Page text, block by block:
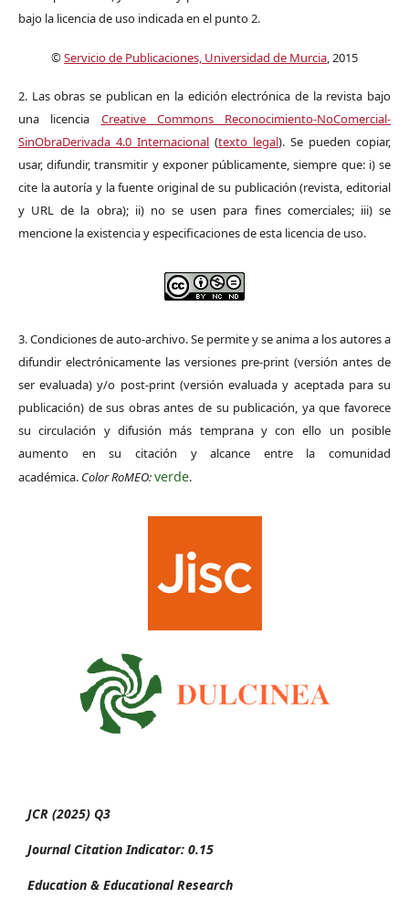
bajo la licencia de uso indicada en el punto 2.
©Servicio de Publicaciones, Universidad de Murcia, 2015
2. Las obras se publican en la edición electrónica de la revista bajo
una licencia Creative Commons Reconocimiento-NoComercial-
SinObraDerivada 4.0 Internacional (texto legal). Se pueden copiar,
usar, difundir, transmitir y exponer públicamente, siempre que: i) se
cite la autoría y la fuente original de su publicación (revista, editorial
y URL de la obra); ii) no se usen para fines comerciales; iii) se
mencione la existencia y especificaciones de esta licencia de uso.
3. Condiciones de auto-archivo. Se permite y se anima a los autores a
difundir electrónicamente las versiones pre-print (versión antes de
ser evaluada) y/o post-print (versión evaluada y aceptada para su
publicación) de sus obras antes de su publicación, ya que favorece
su circulación y difusión más temprana y con ello un posible
aumento en su citación y alcance entre la comunidad
académica. Color RoMEO:verde.
JCR (2025) Q3
Journal Citation Indicator: 0.15
Education & Educational Research